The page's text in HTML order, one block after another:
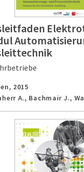
2015
A., Bachmair J.,